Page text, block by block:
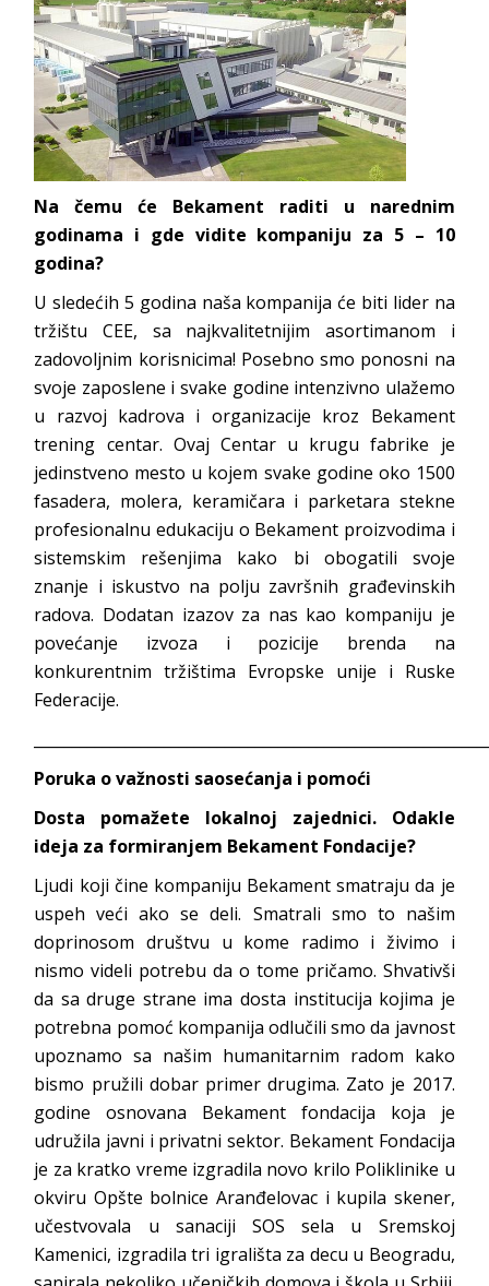
Na čemu će Bekament raditi u narednim
godinama i gde vidite kompaniju za 5 – 10
godina?
U sledećih 5 godina naša kompanija će biti lider na
tržištu CEE, sa najkvalitetnijim asortimanom i
zadovoljnim korisnicima! Posebno smo ponosni na
svoje zaposlene i svake godine intenzivno ulažemo
u razvoj kadrova i organizacije kroz Bekament
trening centar. Ovaj Centar u krugu fabrike je
jedinstveno mesto u kojem svake godine oko 1500
fasadera, molera, keramičara i parketara stekne
profesionalnu edukaciju o Bekament proizvodima i
sistemskim rešenjima kako bi obogatili svoje
znanje i iskustvo na polju završnih građevinskih
radova. Dodatan izazov za nas kao kompaniju je
povećanje izvoza i pozicije brenda na
konkurentnim tržištima Evropske unije i Ruske
Federacije.
Poruka o važnosti saosećanja i pomoći
Dosta pomažete lokalnoj zajednici. Odakle
ideja za formiranjem Bekament Fondacije?
Ljudi koji čine kompaniju Bekament smatraju da je
uspeh veći ako se deli. Smatrali smo to našim
doprinosom društvu u kome radimo i živimo i
nismo videli potrebu da o tome pričamo. Shvativši
da sa druge strane ima dosta institucija kojima je
potrebna pomoć kompanija odlučili smo da javnost
upoznamo sa našim humanitarnim radom kako
bismo pružili dobar primer drugima. Zato je 2017.
godine osnovana Bekament fondacija koja je
udružila javni i privatni sektor. Bekament Fondacija
je za kratko vreme izgradila novo krilo Poliklinike u
okviru Opšte bolnice Aranđelovac i kupila skener,
učestvovala u sanaciji SOS sela u Sremskoj
Kamenici, izgradila tri igrališta za decu u Beogradu,